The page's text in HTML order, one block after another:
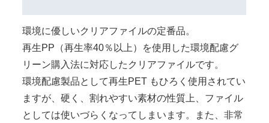
環境に優しいクリアファイルの定番品。
再生PP（再生率40％以上）を使用した環境配慮グ
リーン購入法に対応したクリアファイルです。
環境配慮製品として再生PET もひろく使用されてい
ますが、硬く、割れやすい素材の性質上、ファイル
としては使いづらくなってしまいます。また、非常